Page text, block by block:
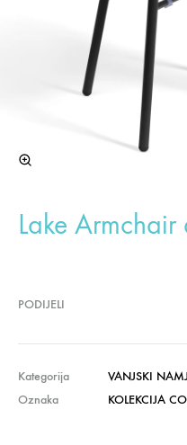
Lake
PODIJELI
Kategorija
VANJSKI
Oznaka
KOLEKCIJA